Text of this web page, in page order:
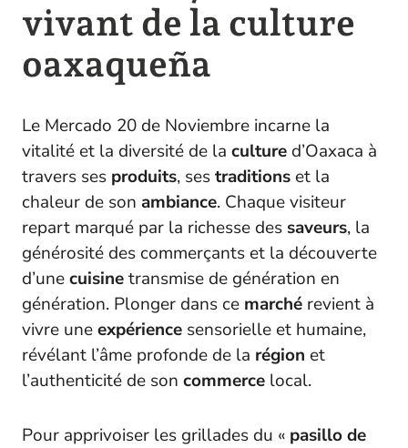
vivant de la culture
oaxaqueña
Le Mercado 20 de Noviembre incarne la
vitalité et la diversité de la culture d’Oaxaca à
travers ses produits, sestraditions et la
chaleur de son ambiance. Chaque visiteur
repart marqué par la richesse des saveurs, la
générosité des commerçants et la découverte
d’unecuisinetransmise de génération en
génération. Plonger dans ce marché revient à
vivre uneexpérience sensorielle et humaine,
révélant l’âme profonde de la région et
l’authenticité de son commerce local.
Pour apprivoiser les grillades du « pasillo de